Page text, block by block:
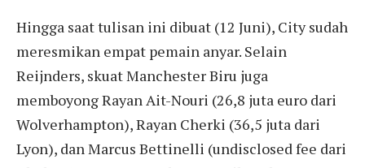
Hingga saat tulisan ini dibuat (12 Juni), City sudah
meresmikan empat pemain anyar. Selain
Reijnders, skuat Manchester Biru juga
memboyong Rayan Ait-Nouri (26,8 juta euro dari
Wolverhampton), Rayan Cherki (36,5 juta dari
Lyon), dan Marcus Bettinelli (undisclosed fee dari